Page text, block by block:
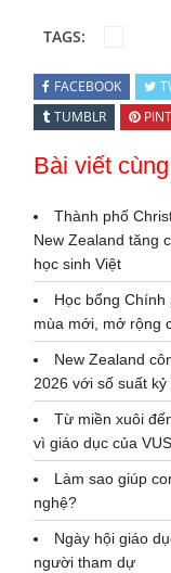
TAGS:
FACEBOOK
TUMBLR
Bài viết
Thành phố
New Zealand tăng
học sinh Việt
Học bổng
mùa mới, mở rộng
New Zealand
2026 với số suất kỷ
Từ miền xuôi
vì giáo dục của VUS
Làm sao giúp
nghệ?
Ngày hội giáo
người tham dự